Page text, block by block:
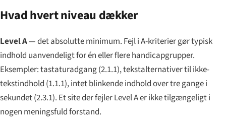
Hvad hvert niveau dækker
Level A— det absolutte minimum. Fejl i A-kriterier gør typisk
indhold uanvendeligt for én eller flere handicapgrupper.
Eksempler: tastaturadgang (2.1.1), tekstalternativer til ikke-
tekstindhold (1.1.1), intet blinkende indhold over tre gange i
sekundet (2.3.1). Et site der fejler Level A er ikke tilgængeligt i
nogen meningsfuld forstand.